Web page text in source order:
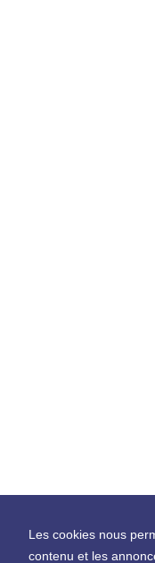
Les cookies nous
contenu et les